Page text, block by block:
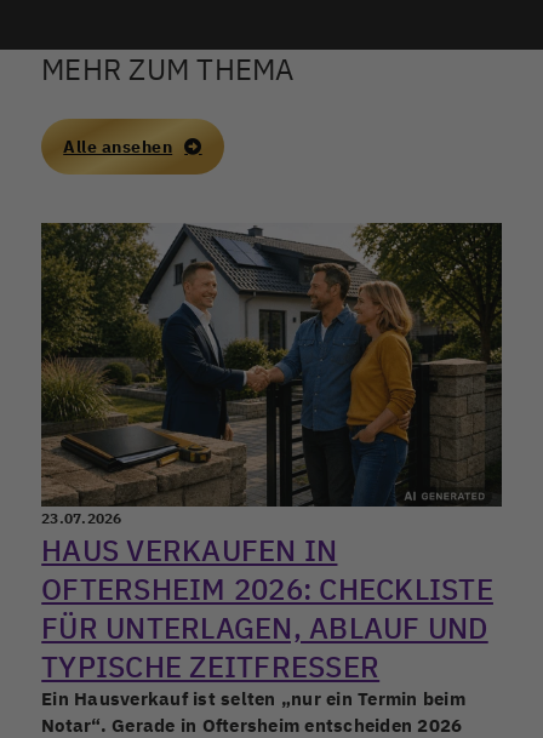
MEHR ZUM THEMA
Alle ansehen
23.07.2026
HAUS VERKAUFEN IN
OFTERSHEIM 2026: CHECKLISTE
FÜR UNTERLAGEN, ABLAUF UND
TYPISCHE ZEITFRESSER
Ein Hausverkauf ist selten „nur ein Termin beim
Notar“. Gerade in Oftersheim entscheiden 2026